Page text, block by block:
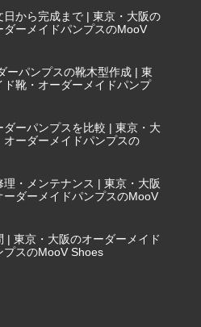
日から完成まで | 東京・大阪の
ーメイドパンプスのMooV
ーパンプスの靴木型作成 | 東
靴・オーダーメイドパンプ
ダーパンプスを比較 | 東京・大
オーダーメイドパンプスの
理・メンテナンス | 東京・大阪
ダーメイドパンプスのMooV
| 東京・大阪のオーダーメイド
プスのMooV Shoes